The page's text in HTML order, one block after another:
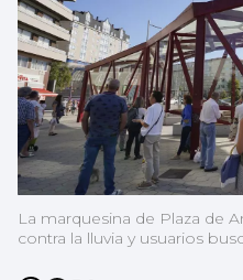
La marquesina de Plaza de
contra la lluvia y usuarios